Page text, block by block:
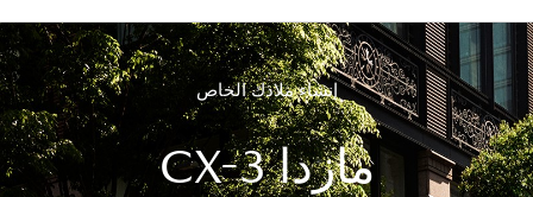
إنشاء ملاذك الخاص
مازدا CX-3